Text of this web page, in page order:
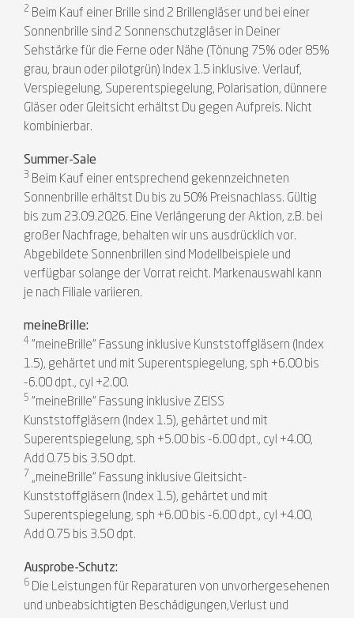
2 Beim Kauf einer Brille sind 2 Brillengläser und bei einer
Sonnenbrille sind 2 Sonnenschutzgläser in Deiner
Sehstärke für die Ferne oder Nähe (Tönung 75% oder 85%
grau, braun oder pilotgrün) Index 1.5 inklusive. Verlauf,
Verspiegelung, Superentspiegelung, Polarisation, dünnere
Gläser oder Gleitsicht erhältst Du gegen Aufpreis. Nicht
kombinierbar.
Summer-Sale
3 Beim Kauf einer entsprechend gekennzeichneten
Sonnenbrille erhältst Du bis zu 50% Preisnachlass. Gültig
bis zum 23.09.2026. Eine Verlängerung der Aktion, z.B. bei
großer Nachfrage, behalten wir uns ausdrücklich vor.
Abgebildete Sonnenbrillen sind Modellbeispiele und
verfügbar solange der Vorrat reicht. Markenauswahl kann
je nach Filiale variieren.
meineBrille:
4 "meineBrille" Fassung inklusive Kunststoffgläsern (Index
1.5), gehärtet und mit Superentspiegelung, sph +6.00 bis
-6.00 dpt., cyl +2.00.
5 "meineBrille" Fassung inklusive ZEISS
Kunststoffgläsern (Index 1.5), gehärtet und mit
Superentspiegelung, sph +5.00 bis -6.00 dpt., cyl +4.00,
Add 0.75 bis 3.50 dpt.
7 „meineBrille“ Fassung inklusive Gleitsicht-
Kunststoffgläsern (Index 1.5), gehärtet und mit
Superentspiegelung, sph +6.00 bis -6.00 dpt., cyl +4.00,
Add 0.75 bis 3.50 dpt.
Ausprobe-Schutz:
6 Die Leistungen für Reparaturen von unvorhergesehenen
und unbeabsichtigten Beschädigungen,Verlust und